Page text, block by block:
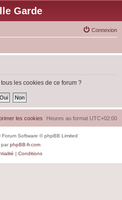
Garde
Connexion
les cookies de ce forum ?
Heures au format UTC+02:00
les cookies
Forum Software © phpBB Limited
parphpBB-fr.com
| Conditions